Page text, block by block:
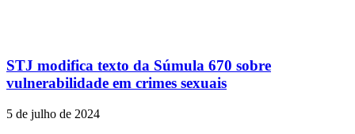
STJ modifica texto da Súmula 670 sobre
vulnerabilidade em crimes sexuais
5 de julho de 2024